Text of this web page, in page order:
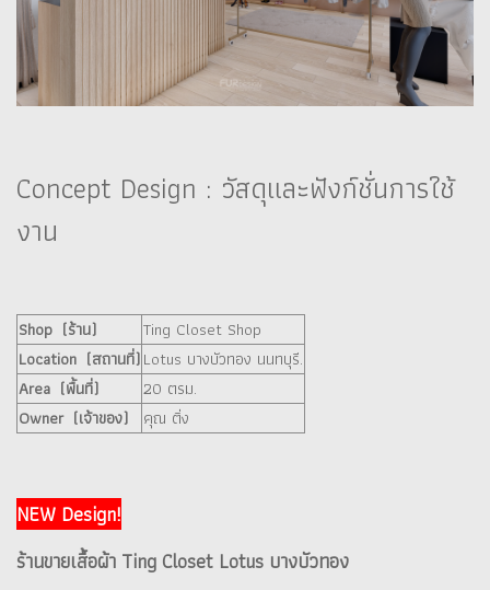
Concept Design : วัสดุและฟังก์ชั่นการใช้
งาน
Shop (ร้าน)
Ting Closet Shop
Location (สถานที่)Lotus บางบัวทอง นนทบุรี.
Area (พื้นที่)
20 ตรม.
Owner (เจ้าของ)
คุณ ติ่ง
NEW Design!
ร้านขายเสื้อผ้า Ting Closet Lotus บางบัวทอง